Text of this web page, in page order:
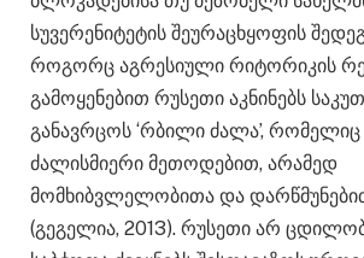
სუვერენიტეტის შეურაცხყოფის
როგორც აგრესიული რიტორიკის
გამოყენებით რუსეთი აკნინებს
განავრცოს ‘რბილი ძალა’,
ძალისმიერი მეთოდებით, არამედ
მომხიბვლელობითა და
(გეგელია, 2013). რუსეთი არ